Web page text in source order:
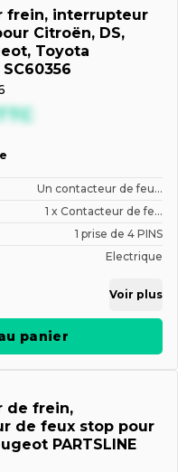
frein, interrupteur
Citroën, DS,
Toyota
SC60356
Un contacteur de feu...
1 x Contacteur de fe...
1 prise de 4 PINS
Electrique
Voir plus
panier
de frein,
de feux stop pour
PARTSLINE